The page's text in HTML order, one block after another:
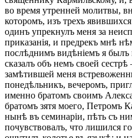
во время утренней молитвы,
которомъ, изъ трехъ
одинъ упрекнулъ меня за
приказанія, и предрекъ мнѣ
послѣднимъ видѣніемъ я былъ
сказалъ объ немъ своей
замѣтившей меня
понедѣльникъ, вечеромъ,
именно братомъ своимъ
братомъ зятя моего, Петромъ
нынѣ въ семинаріи, пѣть съ
почувствовалъ, что лишился